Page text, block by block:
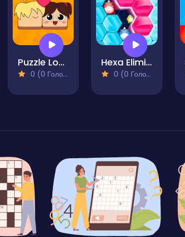
Puzzle Love
0 (0 Голосів)
Hexa Eliminate Monsters
0 (0 Голосів)